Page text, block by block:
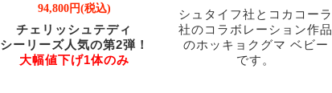
94,800円(税込)
チェリッシュテディ
シーリーズ人気の第2弾！
大幅値下げ1体のみ
シュタイフ社とコカコーラ
社のコラボレーション作品
のホッキョクグマ ベビー
です。